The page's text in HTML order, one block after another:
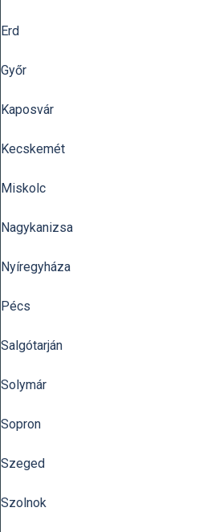
Erd
Győr
Kaposvár
Kecskemét
Miskolc
Nagykanizsa
Nyíregyháza
Pécs
Salgótarján
Solymár
Sopron
Szeged
Szolnok